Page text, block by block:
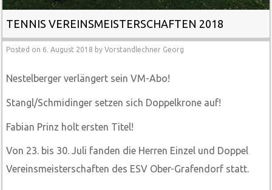
TENNIS VEREINSMEISTERSCHAFTEN 2018
Posted on 6. August 2018 byVorstandlechner Georg
Nestelberger verlängert sein VM-Abo!
Stangl/Schmidinger setzen sich Doppelkrone auf!
Fabian Prinz holt ersten Titel!
Von 23. bis 30. Juli fanden die Herren Einzel und Doppel
Vereinsmeisterschaften des ESV Ober-Grafendorf statt.